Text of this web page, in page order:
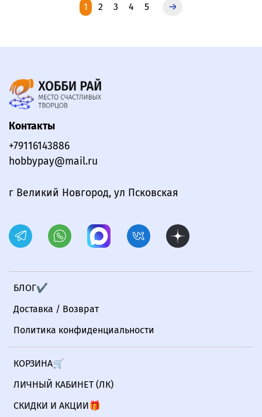
1 2 3 4 5
БЛОГ✔
Доставка / Возврат
Политика конфиденциальности
КОРЗИНА🛒
ЛИЧНЫЙ КАБИНЕТ (ЛК)
СКИДКИ И АКЦИИ🎁
Контакты
+79116143886
hobbypay@mail.ru
г Великий Новгород, ул Псковская